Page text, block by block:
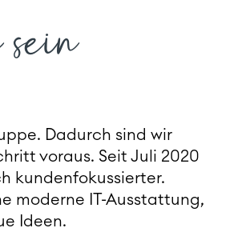
Dadurch sind wir
voraus. Seit Juli 2020
kundenfokussierter.
moderne IT-Ausstattung,
Ideen.